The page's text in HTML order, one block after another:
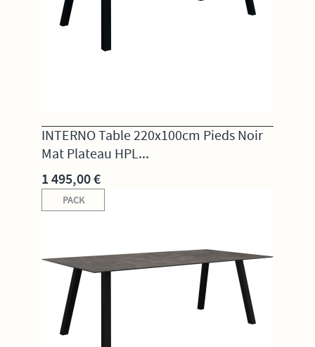
INTERNO Table 220x100cm Pieds Noir
Mat Plateau HPL...
1 495,00 €
PACK